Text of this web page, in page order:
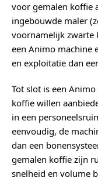
voor gemalen koffie
ingebouwde maler
voornamelijk zwarte
een Animo machine
en exploitatie dan
Tot slot is een
koffie willen
in een
eenvoudig, de
dan een
gemalen koffie zijn
snelheid en volume